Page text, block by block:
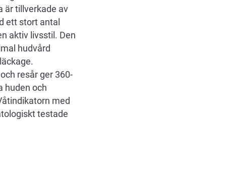
är tillverkade av
ett stort antal
aktiv livsstil. Den
hudvård
resår ger 360-
huden och
med
testade